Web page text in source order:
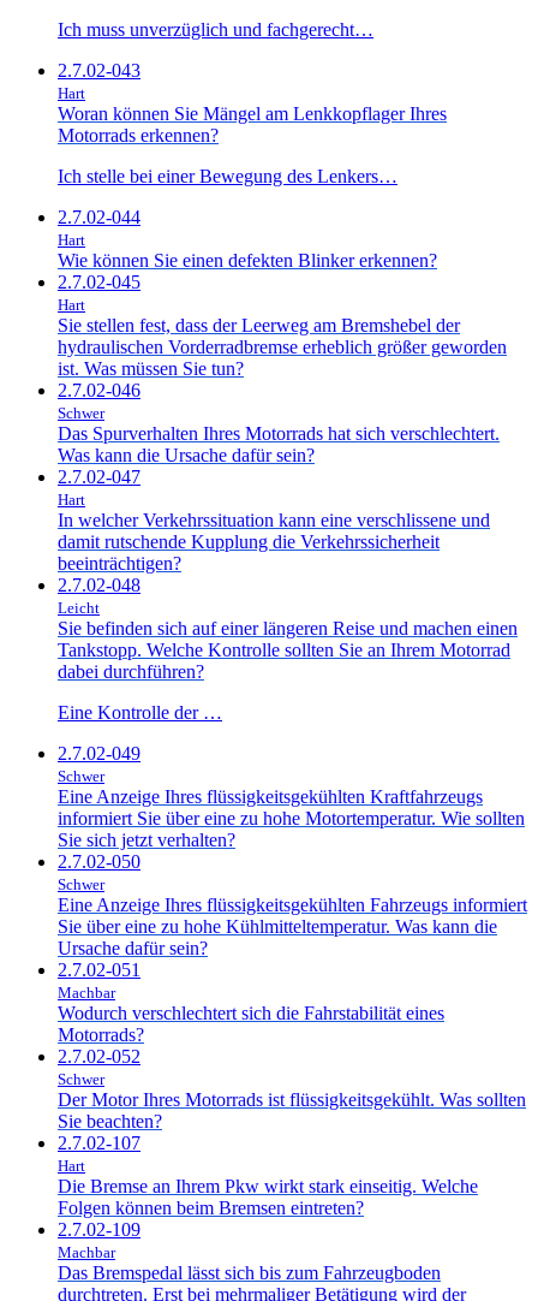
Ich muss unverzüglich und fachgerecht…
2.7.02-043
Hart
Woran können Sie Mängel am Lenkkopflager Ihres
Motorrads erkennen?
Ich stelle bei einer Bewegung des Lenkers…
2.7.02-044
Hart
Wie können Sie einen defekten Blinker erkennen?
2.7.02-045
Hart
Sie stellen fest, dass der Leerweg am Bremshebel der
hydraulischen Vorderradbremse erheblich größer geworden
ist. Was müssen Sie tun?
2.7.02-046
Schwer
Das Spurverhalten Ihres Motorrads hat sich verschlechtert.
Was kann die Ursache dafür sein?
2.7.02-047
Hart
In welcher Verkehrssituation kann eine verschlissene und
damit rutschende Kupplung die Verkehrssicherheit
beeinträchtigen?
2.7.02-048
Leicht
Sie befinden sich auf einer längeren Reise und machen einen
Tankstopp. Welche Kontrolle sollten Sie an Ihrem Motorrad
dabei durchführen?
Eine Kontrolle der …
2.7.02-049
Schwer
Eine Anzeige Ihres flüssigkeitsgekühlten Kraftfahrzeugs
informiert Sie über eine zu hohe Motortemperatur. Wie sollten
Sie sich jetzt verhalten?
2.7.02-050
Schwer
Eine Anzeige Ihres flüssigkeitsgekühlten Fahrzeugs informiert
Sie über eine zu hohe Kühlmitteltemperatur. Was kann die
Ursache dafür sein?
2.7.02-051
Machbar
Wodurch verschlechtert sich die Fahrstabilität eines
Motorrads?
2.7.02-052
Schwer
Der Motor Ihres Motorrads ist flüssigkeitsgekühlt. Was sollten
Sie beachten?
2.7.02-107
Hart
Die Bremse an Ihrem Pkw wirkt stark einseitig. Welche
Folgen können beim Bremsen eintreten?
2.7.02-109
Machbar
Das Bremspedal lässt sich bis zum Fahrzeugboden
durchtreten. Erst bei mehrmaliger Betätigung wird der